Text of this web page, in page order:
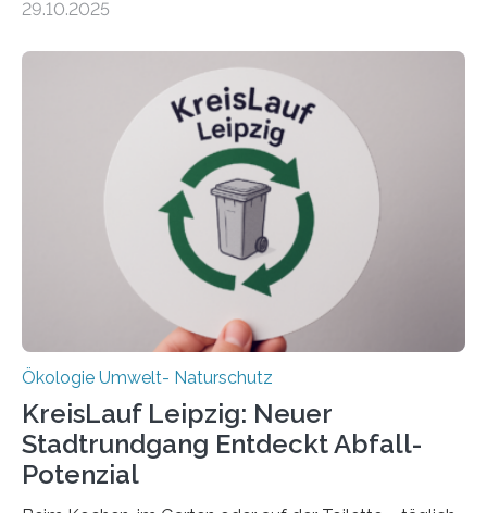
Beobachtungen im Wattenmeer ist nun eine große
Oldenburg befassen sich insbesondere damit, wie ein
Ökosystem gedeiht – und wie sich dieser Prozess
verlässlich prognostizieren lässt. Grünes Licht für
„DynaCom“: Die Deutsche Forschungsgemeinschaft
(DFG) fördert das Anfang 2019 gestartete
Forschungsprojekt an der Universität Oldenburg für
zwei weitere Jahre mit rund 1,2 Millionen Euro. „Wir
freuen uns sehr über…
29.10.2025
Ökologie Umwelt- Naturschutz
KreisLauf Leipzig: Neuer
Stadtrundgang Entdeckt Abfall-
Potenzial